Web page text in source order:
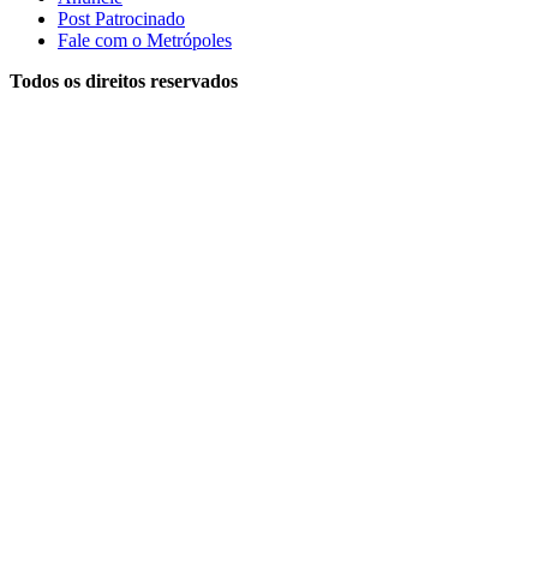
Post Patrocinado
Fale com o Metrópoles
Todos os direitos reservados